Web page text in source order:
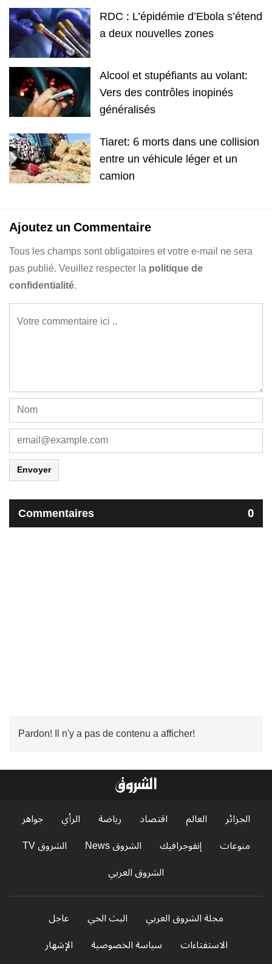
RDC : L’épidémie d’Ebola s’étend
a deux nouvelles zones
Alcool et stupéfiants au volant:
Vers des contrôles inopinés
généralisés
Tiaret: 6 morts dans une collision
entre un véhicule léger et un
camion
Ajoutez un Commentaire
Tous les champs sont obligatoires et votre e-mail ne sera
pas publié. Veuillez respecter lapolitique de
confidentialité.
Envoyer
Commentaires 0
Pardon! Il n'y a pas de contenu a afficher!
الجزائر العالم اقتصاد رياضة الرأي
جواهر
منوعات
إنفوجرافيك الشروق News
الشروق TV
الشروق العربي
مجلة الشروق العربي البث الحي
عاجل
الاستفتاءات
سياسة الخصوصية الإشهار